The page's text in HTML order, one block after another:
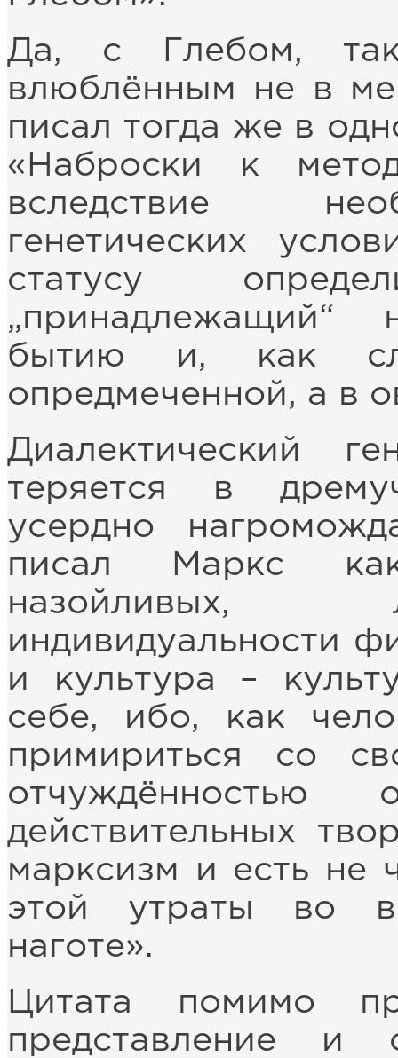
Да, с Глебом,
влюблённым не в
писал тогда же в
«Наброски к
вследствие
генетических
статусу
„принадлежащий“
бытию и, как
опредмеченной, а в
Диалектический
теряется в
усердно
писал Маркс
назойливых,
индивидуальности
и культура –
себе, ибо, как
примириться со
действительных
марксизм и есть не
этой утраты во
наготе».
Цитата помимо
представление и